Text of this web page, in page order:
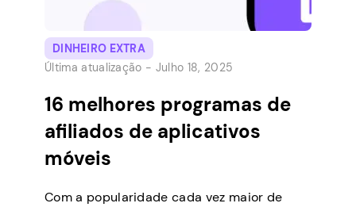
DINHEIRO EXTRA
Última atualização - Julho 18, 2025
16 melhores programas de
afiliados de aplicativos
móveis
Com a popularidade cada vez maior de